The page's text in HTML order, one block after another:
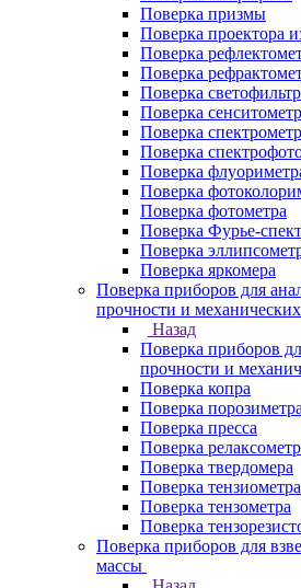
Поверка призмы
Поверка проектора
Поверка
Поверка
Поверка
Поверка
Поверка
Поверка
Поверка
Поверка
Поверка фотометра
Поверка Фурье-
Поверка
Поверка яркомера
Поверка приборов для
прочности и
Назад
Поверка приборов
прочности и
Поверка копра
Поверка порозиметра
Поверка пресса
Поверка
Поверка твердомера
Поверка тензиометра
Поверка тензометра
Поверка
Поверка приборов для
массы